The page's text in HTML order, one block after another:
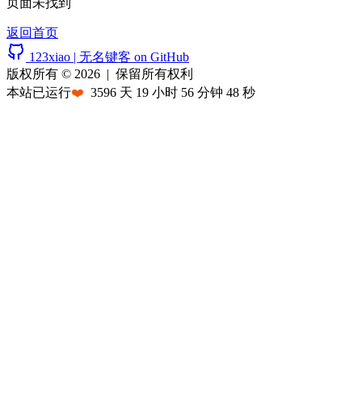
返回首页
123xiao | 无名键客 on GitHub
版权所有 © 2026 | 保留所有权利
本站已运行❤️ 3596 天 19 小时 56 分钟 48 秒